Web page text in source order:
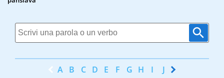
A B C D E F G H I J K